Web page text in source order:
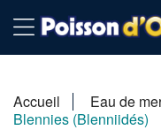
Accueil Eau de
Blennies (Blenniidés)